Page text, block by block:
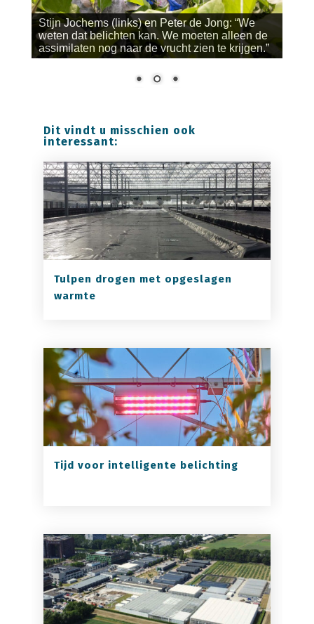
Stijn Jochems (links) en Peter de Jong: “We
weten dat belichten kan. We moeten alleen de
assimilaten nog naar de vrucht zien te krijgen.”
Dit vindt u misschien ook
interessant:
Tulpen drogen met opgeslagen
warmte
Tijd voor intelligente belichting